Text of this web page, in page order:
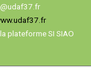
plateforme SI SIAO